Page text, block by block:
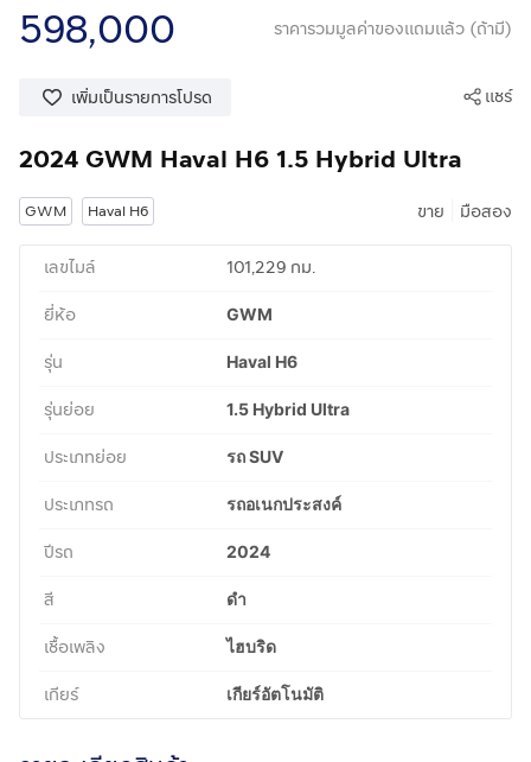
598,000 ราคารวมมูลค่าของแถมแล้ว (ถ้ามี)
เพิ่มเป็นรายการโปรด แชร์
2024 GWM Haval H6 1.5 Hybrid Ultra
GWM Haval H6 ขาย มือสอง
เลขไมล์
101,229 กม.
ยี่ห้อ
GWM
รุ่น Haval H6
รุ่นย่อย 1.5 Hybrid Ultra
ประเภทย่อย รถ SUV
ประเภทรถ รถอเนกประสงค์
ปีรถ 2024
สี ดำ
เชื้อเพลิง ไฮบริด
เกียร์ เกียร์อัตโนมัติ